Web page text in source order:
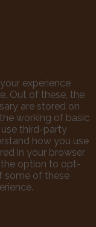
experience
Out of these, the
are stored on
working of basic
third-party
how you use
in your browser
the option to opt-
some of these